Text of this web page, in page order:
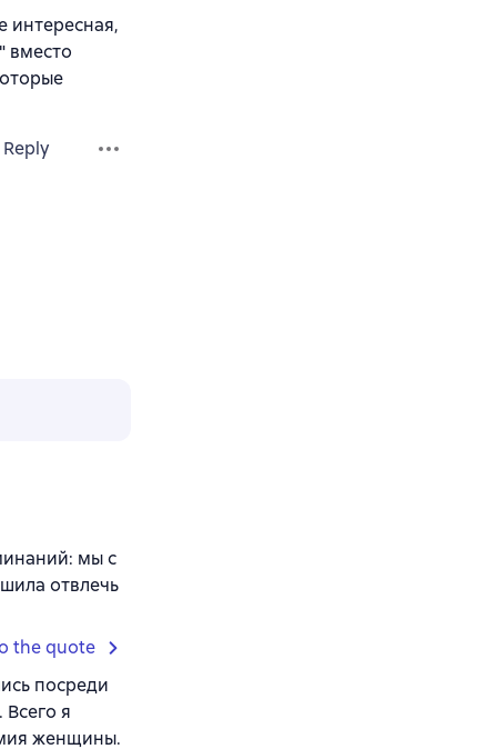
интересная,
вместо
Reply
мы с
отвлечь
the quote
посреди
я
женщины.